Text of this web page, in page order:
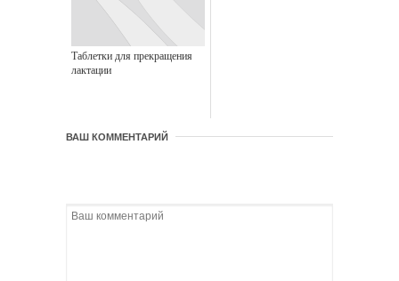
Таблетки для прекращения
лактации
ВАШ КОММЕНТАРИЙ